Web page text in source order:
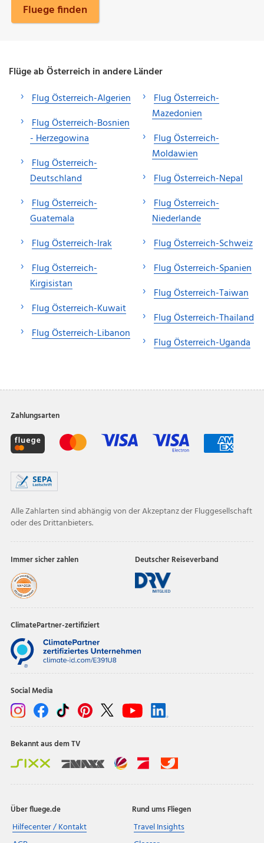
Fluege finden
Flüge ab Österreich in andere Länder
Flug Österreich-Algerien
Flug Österreich-Bosnien
- Herzegowina
Flug Österreich-
Deutschland
Flug Österreich-
Guatemala
Flug Österreich-Irak
Flug Österreich-
Kirgisistan
Flug Österreich-Kuwait
Flug Österreich-Libanon
Flug Österreich-
Mazedonien
Flug Österreich-
Moldawien
Flug Österreich-Nepal
Flug Österreich-
Niederlande
Flug Österreich-Schweiz
Flug Österreich-Spanien
Flug Österreich-Taiwan
Flug Österreich-Thailand
Flug Österreich-Uganda